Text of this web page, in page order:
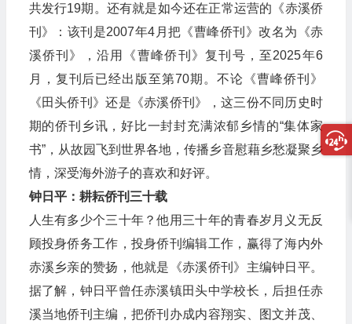
共发行19期。还有就是如今还在正常运营的《赤溪侨
刊》：该刊是2007年4月把《曹峰侨刊》改名为《赤
溪侨刊》，沿用《曹峰侨刊》复刊号，至2025年6
月，复刊后已经出版至第70期。不论《曹峰侨刊》
《田头侨刊》还是《赤溪侨刊》，这三份不同历史时
期的侨刊乡讯，好比一封封充满浓郁乡情的“集体家
书”，从故园飞到世界各地，传播乡音慰藉乡愁凝聚乡
情，深受海外游子的喜欢和好评。
钟日平：耕耘侨刊三十载
人生有多少个三十年？他用三十年的青春岁月义无反
顾投身侨务工作，投身侨刊编辑工作，赢得了海内外
赤溪乡亲的赞扬，他就是《赤溪侨刊》主编钟日平。
据了解，钟日平曾任赤溪镇田头中学校长，后担任赤
溪当地侨刊主编，把侨刊办成内容翔实、图文并茂、